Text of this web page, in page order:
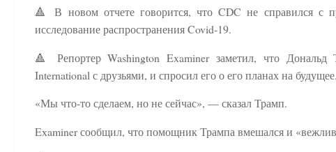
🔺 В новом отчете говорится, что CDC не справился с
исследование распространения Covid-19.
🔺 Репортер Washington Examiner заметил, что Дональд
International с друзьями, и спросил его о его планах на
«Мы что-то сделаем, но не сейчас», — сказал Трамп.
Examiner сообщил, что помощник Трампа вмешался и